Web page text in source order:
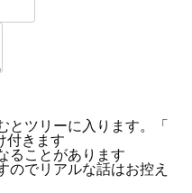
とツリーに入ります。「
付きます
ることがあります
のでリアルな話はお控え